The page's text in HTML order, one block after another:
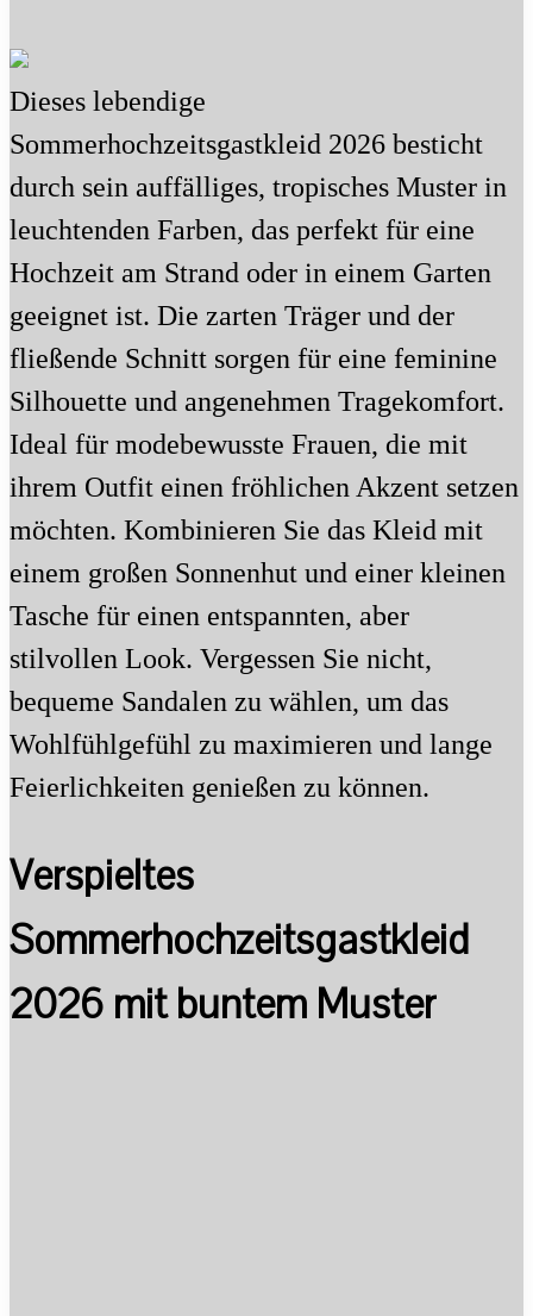
Dieses lebendige
Sommerhochzeitsgastkleid 2026 besticht
durch sein auffälliges, tropisches Muster in
leuchtenden Farben, das perfekt für eine
Hochzeit am Strand oder in einem Garten
geeignet ist. Die zarten Träger und der
fließende Schnitt sorgen für eine feminine
Silhouette und angenehmen Tragekomfort.
Ideal für modebewusste Frauen, die mit
ihrem Outfit einen fröhlichen Akzent setzen
möchten. Kombinieren Sie das Kleid mit
einem großen Sonnenhut und einer kleinen
Tasche für einen entspannten, aber
stilvollen Look. Vergessen Sie nicht,
bequeme Sandalen zu wählen, um das
Wohlfühlgefühl zu maximieren und lange
Feierlichkeiten genießen zu können.
Verspieltes
Sommerhochzeitsgastkleid
2026 mit buntem Muster